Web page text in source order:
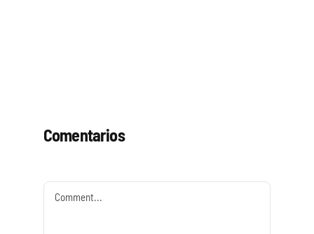
Comentarios
Comment